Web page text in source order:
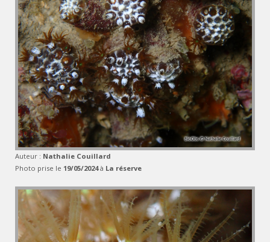
Auteur : Nathalie Couillard
Photo prise le 19/05/2024à La réserve